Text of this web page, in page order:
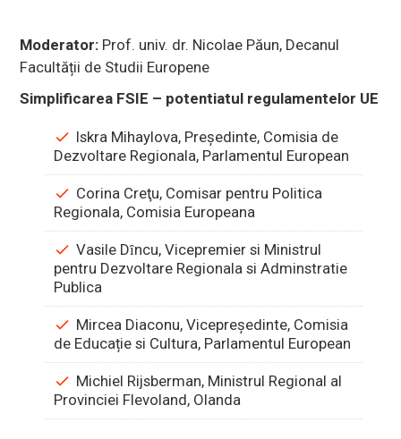
Moderator: Prof. univ. dr. Nicolae Păun, Decanul
Facultății de Studii Europene
Simplificarea FSIE – potentiatul regulamentelor UE
Iskra Mihaylova, Preşedinte, Comisia de
Dezvoltare Regionala, Parlamentul European
Corina Creţu, Comisar pentru Politica
Regionala, Comisia Europeana
Vasile Dȋncu, Vicepremier si Ministrul
pentru Dezvoltare Regionala si Adminstratie
Publica
Mircea Diaconu, Vicepreşedinte, Comisia
de Educație si Cultura, Parlamentul European
Michiel Rijsberman, Ministrul Regional al
Provinciei Flevoland, Olanda